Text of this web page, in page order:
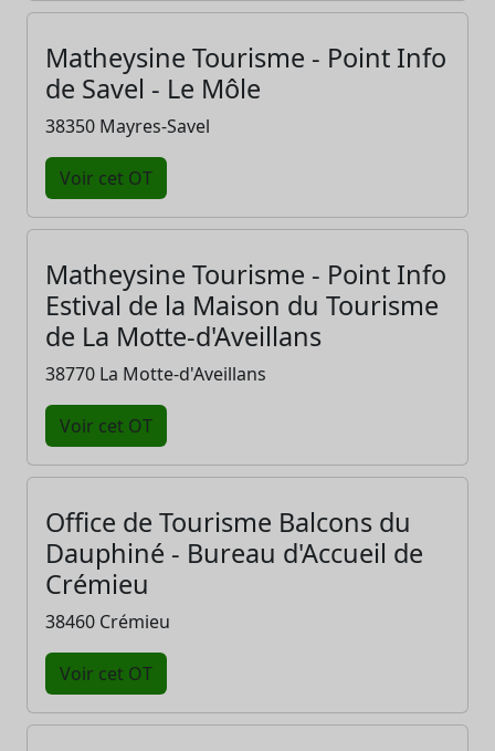
Matheysine Tourisme - Point Info
de Savel - Le Môle
38350 Mayres-Savel
Voir cet OT
Matheysine Tourisme - Point Info
Estival de la Maison du Tourisme
de La Motte-d'Aveillans
38770 La Motte-d'Aveillans
Voir cet OT
Office de Tourisme Balcons du
Dauphiné - Bureau d'Accueil de
Crémieu
38460 Crémieu
Voir cet OT